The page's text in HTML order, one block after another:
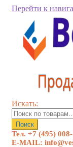
Перейти к
Искать:
Поиск
Тел. +7 (495)
E-MAIL: